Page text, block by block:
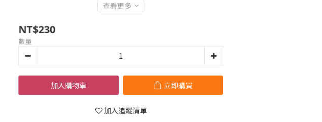
查看更多
NT$230
數量
加入購物車 立即購買
加入追蹤清單